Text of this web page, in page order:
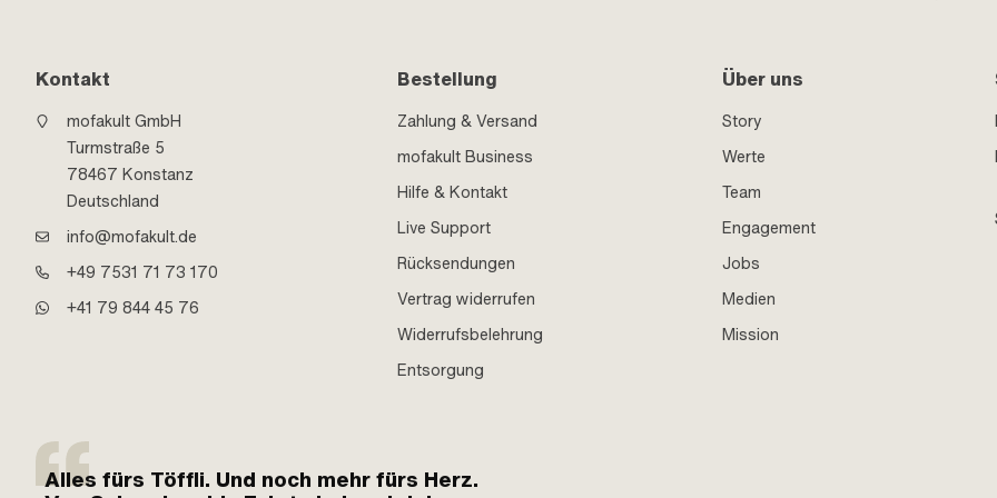
Kontakt
mofakult GmbH
Turmstraße 5
78467 Konstanz
Deutschland
info@mofakult.de
+49 7531 71 73 170
+41 79 844 45 76
Bestellung
Zahlung & Versand
mofakult Business
Hilfe & Kontakt
Live Support
Rücksendungen
Vertrag widerrufen
Widerrufsbelehrung
Entsorgung
Über uns
Story
Werte
Team
Engagement
Jobs
Medien
Mission
Alles fürs Töffli. Und noch mehr fürs Herz.